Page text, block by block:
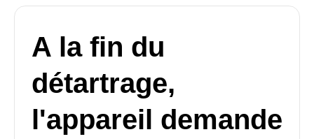
A la fin du
détartrage,
l'appareil demande